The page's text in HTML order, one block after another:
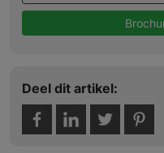
Deel dit artikel: